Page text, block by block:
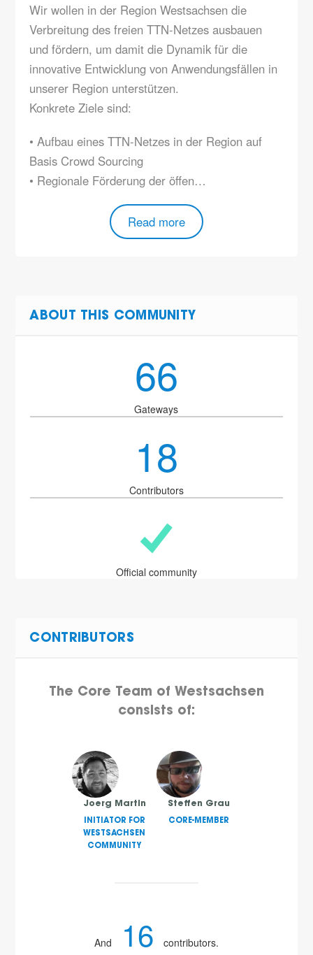
Wir wollen in der Region Westsachsen die
Verbreitung des freien TTN-Netzes ausbauen
und fördern, um damit die Dynamik für die
innovative Entwicklung von Anwendungsfällen in
unserer Region unterstützen.
Konkrete Ziele sind:
• Aufbau eines TTN-Netzes in der Region auf
Basis Crowd Sourcing
• Regionale Förderung der öffen…
Read more
ABOUT THIS COMMUNITY
66
Gateways
18
Contributors
Official community
CONTRIBUTORS
The Core Team of Westsachsen
consists of:
Joerg Martin
INITIATOR FOR
WESTSACHSEN
COMMUNITY
Steffen Grau
CORE-MEMBER
And 16 contributors.